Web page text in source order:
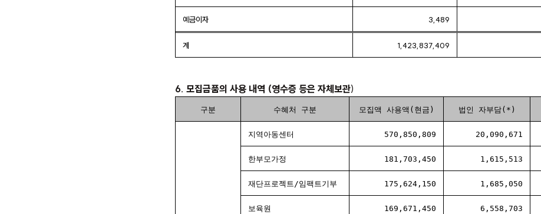
예금이자 3,489
계 1,423,837,409
6. 모집금품의 사용 내역 (영수증 등은 자체보관)
구분 수혜처 구분 모집액 사용액(현금) 법인 자부담(*)
지역아동센터 570,850,809 20,090,671
한부모가정 181,703,450 1,615,513
재단프로젝트/임팩트기부 175,624,150 1,685,050
보육원 169,671,450 6,558,703